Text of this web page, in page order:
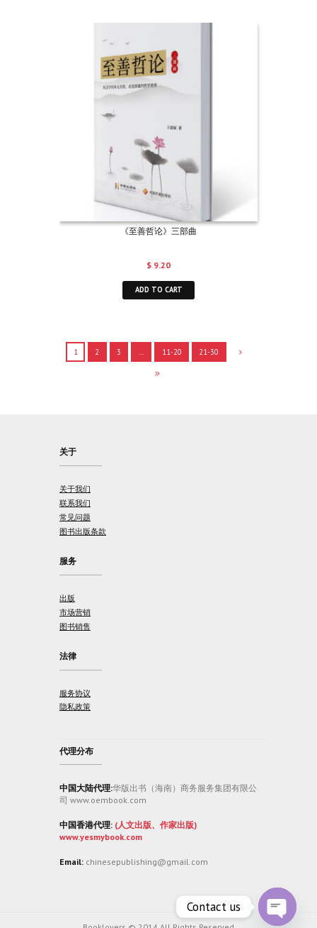
《至善哲论》三部曲
$ 9.20
ADD TO CART
1 2 3 11-20 21-30
关于
关于我们
联系我们
常见问题
图书出版条款
服务
出版
市场营销
图书销售
法律
服务协议
隐私政策
代理分布
中国大陆代理:华版出书（海南）商务服务集团有限公
司 www.oembook.com
中国香港代理: (人文出版、作家出版)
www.yesmybook.com
Email: chinesepublishing@gmail.com
Contact us